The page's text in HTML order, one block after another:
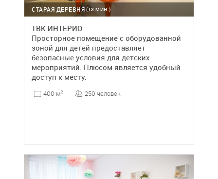
(13 МИН.)
СТАРАЯ ДЕРЕВНЯ
ТВК ИНТЕРИО
Просторное помещение с оборудованной
зоной для детей предоставляет
безопасные условия для детских
мероприятий. Плюсом является удобный
доступ к месту.
400 м2 250 человек